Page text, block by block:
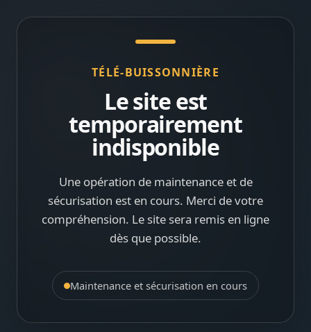
TÉLÉ-BUISSONNIÈRE
Le site est
temporairement
indisponible
Une opération de maintenance et de
sécurisation est en cours. Merci de votre
compréhension. Le site sera remis en ligne
dès que possible.
Maintenance et sécurisation en cours